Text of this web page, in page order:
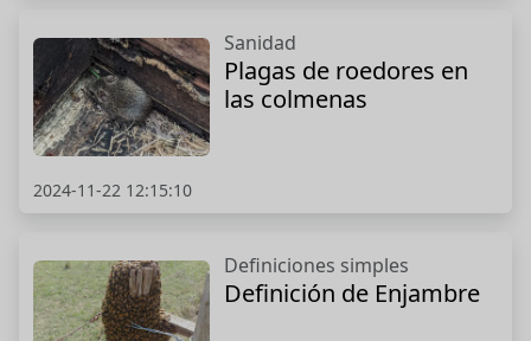
Sanidad
Plagas de roedores en
las colmenas
2024-11-22 12:15:10
Definiciones simples
Definición de Enjambre